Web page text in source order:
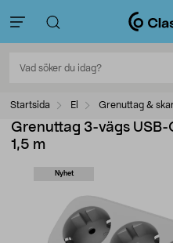
Startsida El Grenuttag &
Grenuttag 3-vägs USB-
1,5 m
Nyhet